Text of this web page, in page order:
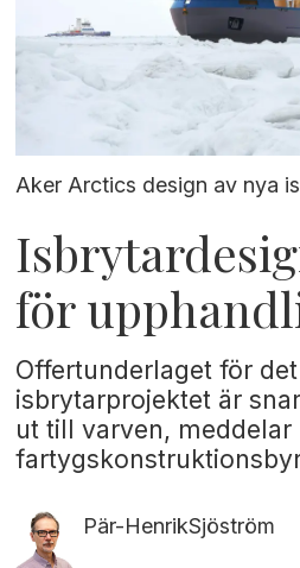
Aker Arctics design av nya
för
Offertunderlaget för
isbrytarprojektet är
ut till varven, meddelar
Pär-HenrikSjöström